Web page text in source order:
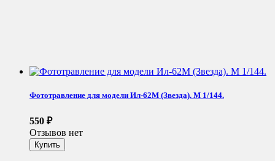
Фототравление для модели Ил-62М (Звезда). М 1/144.
550 ₽
Отзывов нет